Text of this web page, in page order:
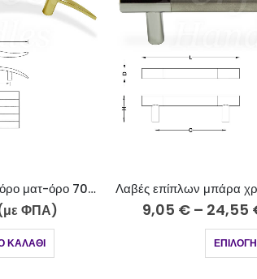
Λαβές επίπλων μπάρα χρώμιο-ίνοξ ματ 511-13-5 Φ14
(με ΦΠΑ)
Λαβές επίπλων
2,15€ – 6,75€
ΕΠΙΛΟΓΉ